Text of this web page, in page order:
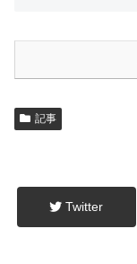
記事
Twitter